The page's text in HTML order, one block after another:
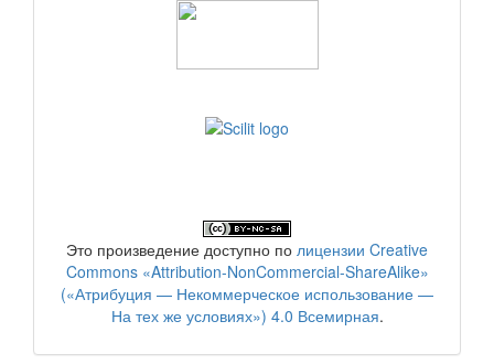
Это произведение доступно по лицензии Creative
Commons «Attribution-NonCommercial-ShareAlike»
(«Атрибуция — Некоммерческое использование —
На тех же условиях») 4.0 Всемирная.